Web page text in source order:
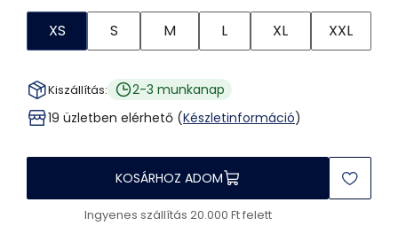
XS S M L XL XXL
Kiszállítás:
2-3 munkanap
19 üzletben elérhető (Készletinformáció)
KOSÁRHOZ ADOM
Ingyenes szállítás 20.000 Ft felett